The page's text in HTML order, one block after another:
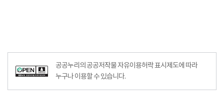
공공누리의 공공저작물 자유이용허락 표시제도에 따라
누구나 이용할 수 있습니다.